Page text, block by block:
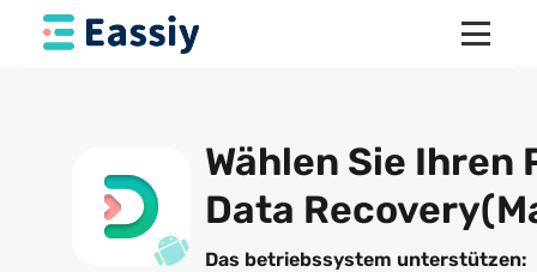
Wählen Sie Ihren
Data
Das betriebssystem unterstützen: